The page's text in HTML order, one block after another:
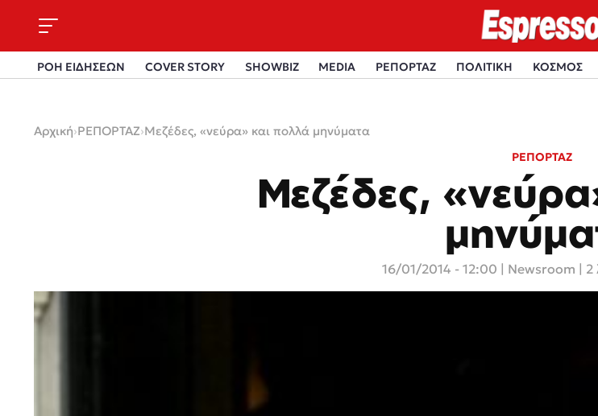
ΡΟΗ ΕΙΔΗΣΕΩΝ COVER STORY SHOWBIZ MEDIA ΡΕΠΟΡΤΑΖ ΠΟΛΙΤΙΚΗ ΚΟΣΜΟΣ
Αρχική›ΡΕΠΟΡΤΑΖ›Μεζέδες, «νεύρα» και πολλά μηνύματα
ΡΕΠΟΡΤΑΖ
Μεζέδες,
16/01/2014 - 12:00 Newsroom |